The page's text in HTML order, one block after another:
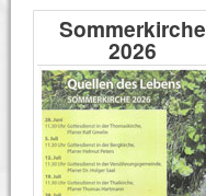
Sommerkirche
2026